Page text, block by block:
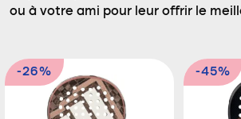
ou à votre ami pour leur offrir le
-26% -45%